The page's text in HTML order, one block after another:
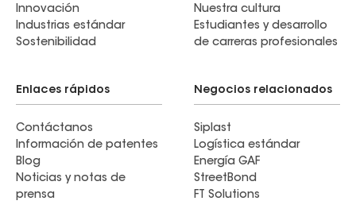
Innovación
Industrias estándar
Sostenibilidad
Nuestra cultura
Estudiantes y desarrollo
de carreras profesionales
Enlaces rápidos
Contáctanos
Información de patentes
Blog
Noticias y notas de
prensa
Negocios relacionados
Siplast
Logística estándar
Energía GAF
StreetBond
FT Solutions